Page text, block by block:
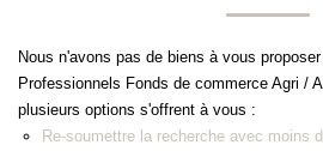
DEVENIR
ESPACE
Nous n'avons pas de biens à vous
Professionnels Fonds de commerce Agri /
plusieurs options s'offrent à vous :
Re-soumettre la recherche avec moins